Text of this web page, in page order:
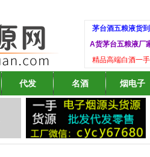
茅台酒五粮液货
A货茅台五粮液厂
精品高端白酒一
代发 名酒 烟电子